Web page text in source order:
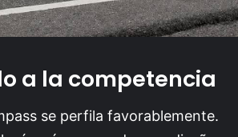
a la competencia
se perfila favorablemente.